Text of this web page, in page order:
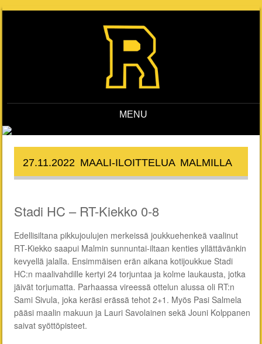
MENU
Skip to content
27.11.2022 MAALI-ILOITTELUA MALMILLA
Stadi HC – RT-Kiekko 0-8
Edellisiltana pikkujoulujen merkeissä joukkuehenkeä vaalinut
RT-Kiekko saapui Malmin sunnuntai-iltaan kenties yllättävänkin
kevyellä jalalla. Ensimmäisen erän aikana kotijoukkue Stadi
HC:n maalivahdille kertyi 24 torjuntaa ja kolme laukausta, jotka
jäivät torjumatta. Parhaassa vireessä ottelun alussa oli RT:n
Sami Sivula, joka keräsi erässä tehot 2+1. Myös Pasi Salmela
pääsi maalin makuun ja Lauri Savolainen sekä Jouni Kolppanen
saivat syöttöpisteet.